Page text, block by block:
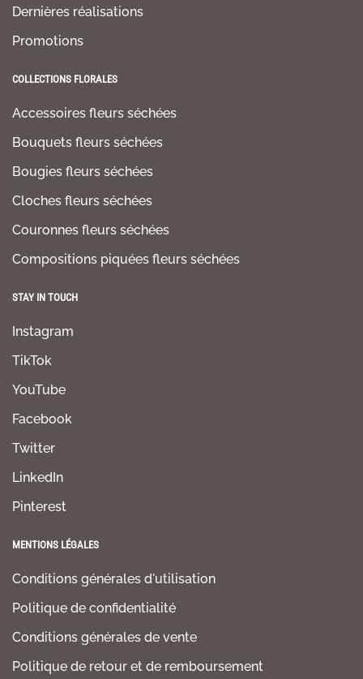
Dernières réalisations
Promotions
COLLECTIONS FLORALES
Accessoires fleurs séchées
Bouquets fleurs séchées
Bougies fleurs séchées
Cloches fleurs séchées
Couronnes fleurs séchées
Compositions piquées fleurs séchées
STAY IN TOUCH
Instagram
TikTok
YouTube
Facebook
Twitter
LinkedIn
Pinterest
MENTIONS LÉGALES
Conditions générales d'utilisation
Politique de confidentialité
Conditions générales de vente
Politique de retour et de remboursement